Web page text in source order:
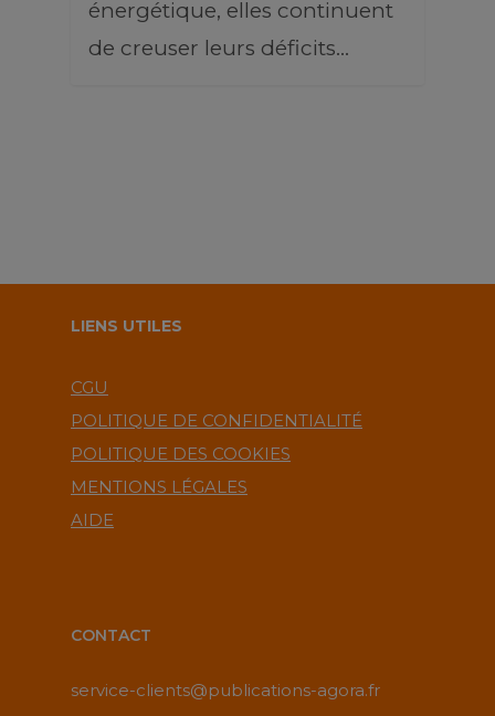
énergétique, elles continuent
de creuser leurs déficits…
LIENS UTILES
CGU
POLITIQUE DE CONFIDENTIALITÉ
POLITIQUE DES COOKIES
MENTIONS LÉGALES
AIDE
CONTACT
service-clients@publications-agora.fr